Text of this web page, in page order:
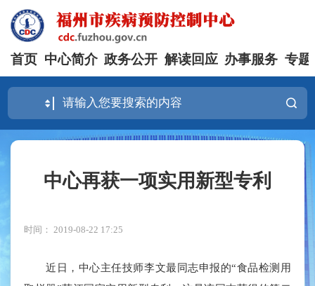
首页 中心简介 政务公开 解读回应 办事服务 专题
中心再获一项实用新型专利
时间： 2019-08-22 17:25
近日，中心主任技师李文最同志申报的“食品检测用